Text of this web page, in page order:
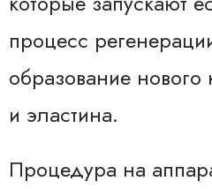
процесс
образование нового
и эластина.
Процедура на